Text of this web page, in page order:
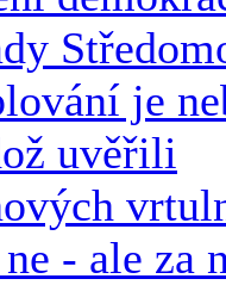
je
uvěřili
- ale za